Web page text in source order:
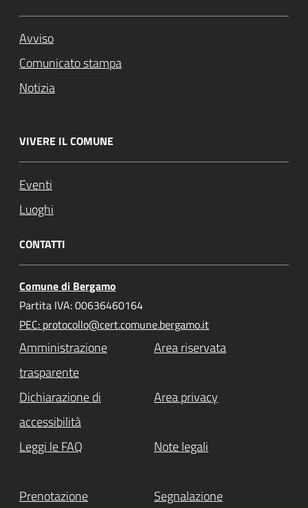
Avviso
Comunicato stampa
Notizia
VIVERE IL COMUNE
Eventi
Luoghi
CONTATTI
Comune di Bergamo
Partita IVA: 00636460164
PEC: protocollo@cert.comune.bergamo.it
Amministrazione
trasparente
Area riservata
Dichiarazione di
accessibilità
Area privacy
Leggi le FAQ Note legali
Prenotazione Segnalazione